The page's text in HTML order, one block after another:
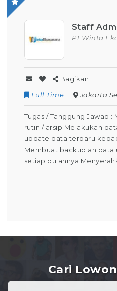
Staff
PT Winta
Bagikan
Full Time
Jakarta
Tugas / Tanggung Jawab
rutin / arsip Melakukan
update data terbaru
Membuat backup an
setiap bulannya
Cari